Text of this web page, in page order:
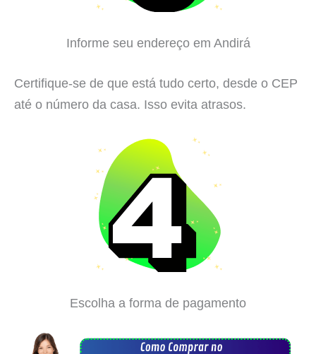
Informe seu endereço em Andirá
Certifique-se de que está tudo certo, desde o CEP
até o número da casa. Isso evita atrasos.
Escolha a forma de pagamento